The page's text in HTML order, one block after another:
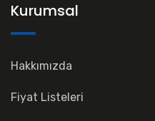
Kurumsal
Hakkımızda
Fiyat Listeleri